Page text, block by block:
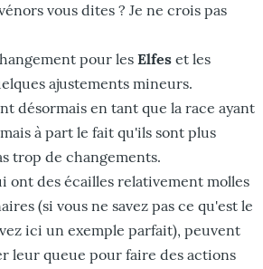
vous dites ? Je ne crois pas
pour les Elfes et les
ajustements mineurs.
désormais en tant que la race ayant
à part le fait qu'ils sont plus
trop de changements.
ont des écailles relativement molles
(si vous ne savez pas ce qu'est le
ici un exemple parfait), peuvent
leur queue pour faire des actions